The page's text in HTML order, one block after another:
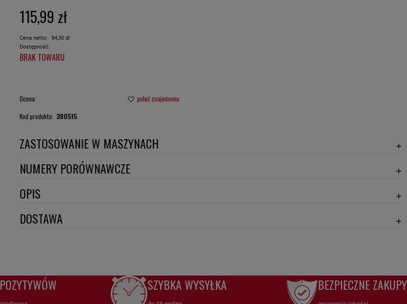
115,99 zł
Cena netto:
94,30 zł
Dostępność:
BRAK TOWARU
Ocena:
Kod produktu: 380515
poleć znajomemu
ZASTOSOWANIE W MASZYNACH
TOYOTA 4X4
NUMERY PORÓWNAWCZE
BE1159,
OPIS
Wymiary:
Filtr benzyny HiFi FILTER – Niezawodna ochrona i skuteczna filtracja benzyny
DOSTAWA
SZYBKA WYSYŁKA BEZPIECZNE ZAKUPY